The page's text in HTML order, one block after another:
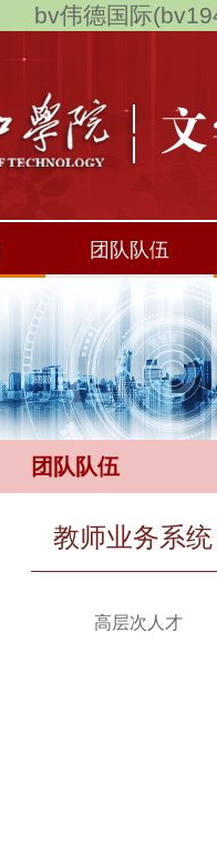
bv伟德国际
团队队伍
团队队伍
教师业务系统
高层次人才